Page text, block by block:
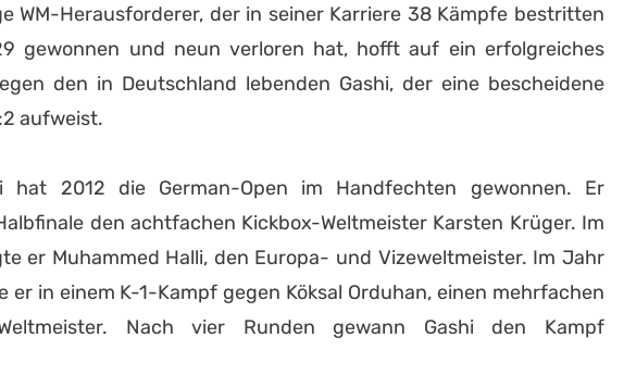
WM-Herausforderer, der in seiner Karriere 38 Kämpfe bestritten
gewonnen und neun verloren hat, hofft auf ein erfolgreiches
den in Deutschland lebenden Gashi, der eine bescheidene
aufweist.
hat 2012 die German-Open im Handfechten gewonnen. Er
den achtfachen Kickbox-Weltmeister Karsten Krüger. Im
er Muhammed Halli, den Europa- und Vizeweltmeister. Im Jahr
er in einem K-1-Kampf gegen Köksal Orduhan, einen mehrfachen
Nach vier Runden gewann Gashi den Kampf